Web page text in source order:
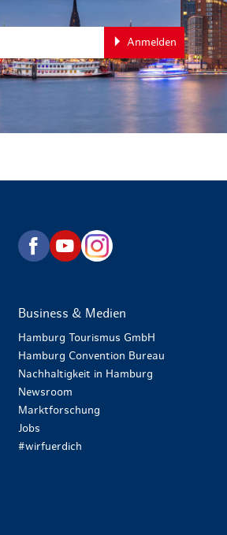
Anmelden
zurück zur Startseite
Business & Medien
Hamburg Tourismus GmbH
Hamburg Convention Bureau
Nachhaltigkeit in Hamburg
Newsroom
Marktforschung
Jobs
#wirfuerdich